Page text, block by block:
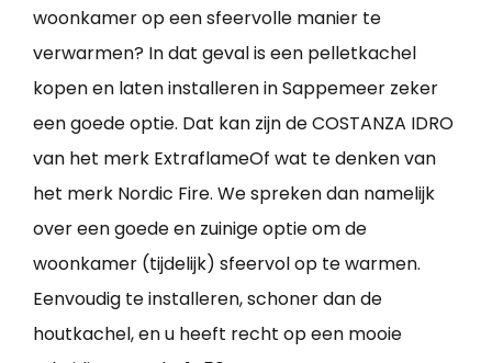
woonkamer op een sfeervolle manier te
verwarmen? In dat geval is een pelletkachel
kopen en laten installeren in Sappemeer zeker
een goede optie. Dat kan zijn de COSTANZA IDRO
van het merk ExtraflameOf wat te denken van
het merk Nordic Fire. We spreken dan namelijk
over een goede en zuinige optie om de
woonkamer (tijdelijk) sfeervol op te warmen.
Eenvoudig te installeren, schoner dan de
houtkachel, en u heeft recht op een mooie